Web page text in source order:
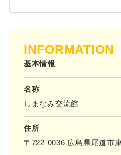
INFORMATION
基本情報
名称
しまなみ交流館
住所
〒722-0036 広島県尾道市